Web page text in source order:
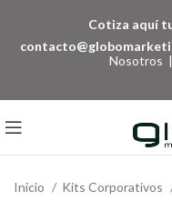
Cotiza aquí
Nosotros |
Inicio Kits Corporativos